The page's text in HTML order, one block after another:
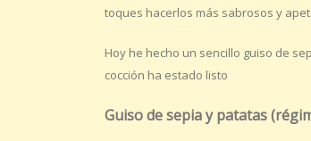
toques hacerlos más sabrosos y
Hoy he hecho un sencillo guiso de
cocción ha estado listo
Guiso de sepia y patatas